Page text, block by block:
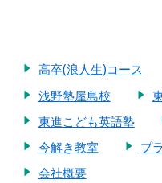
高卒(浪人生)コース
浅野塾屋島校
東進こども英語塾
今解き教室
プ
会社概要